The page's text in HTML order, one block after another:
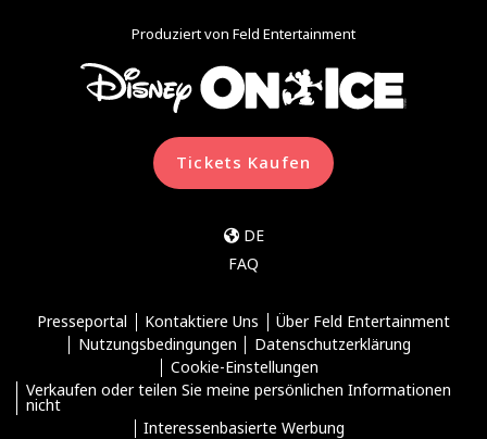
Produziert von Feld Entertainment
Tickets Kaufen
DE
FAQ
Presseportal Kontaktiere Uns
Über Feld Entertainment
Nutzungsbedingungen
Datenschutzerklärung
Cookie-Einstellungen
Verkaufen oder teilen Sie meine persönlichen Informationen
nicht
Interessenbasierte Werbung